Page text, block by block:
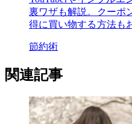
裏ワザも解説。クーポ
得に買い物する方法も
節約術
関連記事